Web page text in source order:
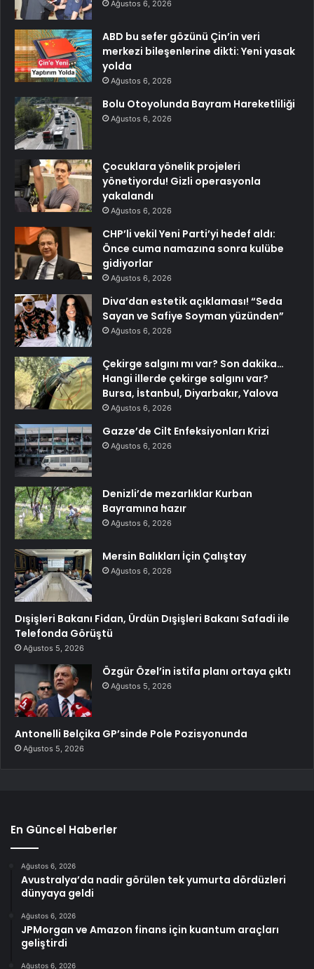
Ağustos 6, 2026
ABD bu sefer gözünü Çin’in veri
merkezi bileşenlerine dikti: Yeni yasak
yolda
Ağustos 6, 2026
Bolu Otoyolunda Bayram Hareketliliği
Ağustos 6, 2026
Çocuklara yönelik projeleri
yönetiyordu! Gizli operasyonla
yakalandı
Ağustos 6, 2026
CHP’li vekil Yeni Parti’yi hedef aldı:
Önce cuma namazına sonra kulübe
gidiyorlar
Ağustos 6, 2026
Diva’dan estetik açıklaması! “Seda
Sayan ve Safiye Soyman yüzünden”
Ağustos 6, 2026
Çekirge salgını mı var? Son dakika…
Hangi illerde çekirge salgını var?
Bursa, İstanbul, Diyarbakır, Yalova
Ağustos 6, 2026
Gazze’de Cilt Enfeksiyonları Krizi
Ağustos 6, 2026
Denizli’de mezarlıklar Kurban
Bayramına hazır
Ağustos 6, 2026
Mersin Balıkları İçin Çalıştay
Ağustos 6, 2026
Dışişleri Bakanı Fidan, Ürdün Dışişleri Bakanı Safadi ile
Telefonda Görüştü
Ağustos 5, 2026
Özgür Özel’in istifa planı ortaya çıktı
Ağustos 5, 2026
Antonelli Belçika GP’sinde Pole Pozisyonunda
Ağustos 5, 2026
En Güncel Haberler
Ağustos 6, 2026
Avustralya’da nadir görülen tek yumurta dördüzleri
dünyaya geldi
Ağustos 6, 2026
JPMorgan ve Amazon finans için kuantum araçları
geliştirdi
Ağustos 6, 2026